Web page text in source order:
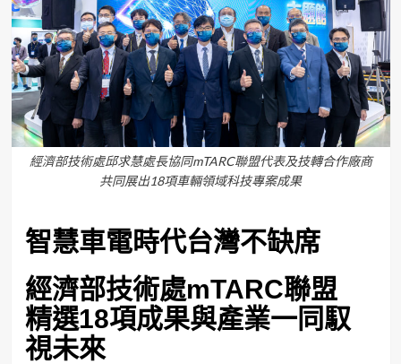
經濟部技術處邱求慧處長協同mTARC聯盟代表及技轉合作廠商
共同展出18項車輛領域科技專案成果
智慧車電時代台灣不缺席
經濟部技術處mTARC聯盟
精選18項成果與產業一同馭
視未來